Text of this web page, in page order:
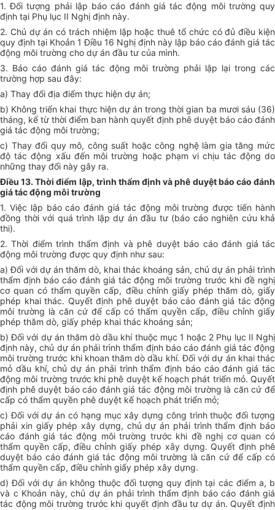
1. Đối tượng phải lập báo cáo đánh giá tác động môi trường quy
định tại Phụ lục II Nghị định này.
2. Chủ dự án có trách nhiệm lập hoặc thuê tổ chức có đủ điều kiện
quy định tại Khoản 1 Điều 16 Nghị định này lập báo cáo đánh giá tác
động môi trường cho dự án đầu tư của mình.
3. Báo cáo đánh giá tác động môi trường phải lập lại trong các
trường hợp sau đây:
a) Thay đổi địa điểm thực hiện dự án;
b) Không triển khai thực hiện dự án trong thời gian ba mươi sáu (36)
tháng, kể từ thời điểm ban hành quyết định phê duyệt báo cáo đánh
giá tác động môi trường;
c) Thay đổi quy mô, công suất hoặc công nghệ làm gia tăng mức
độ tác động xấu đến môi trường hoặc phạm vi chịu tác động do
những thay đổi này gây ra.
Điều 13. Thời điểm lập, trình thẩm định và phê duyệt báo cáo đánh
giá tác động môi trường
1. Việc lập báo cáo đánh giá tác động môi trường được tiến hành
đồng thời với quá trình lập dự án đầu tư (báo cáo nghiên cứu khả
thi).
2. Thời điểm trình thẩm định và phê duyệt báo cáo đánh giá tác
động môi trường được quy định như sau:
a) Đối với dự án thăm dò, khai thác khoáng sản, chủ dự án phải trình
thẩm định báo cáo đánh giá tác động môi trường trước khi đề nghị
cơ quan có thẩm quyền cấp, điều chỉnh giấy phép thăm dò, giấy
phép khai thác. Quyết định phê duyệt báo cáo đánh giá tác động
môi trường là căn cứ để cấp có thẩm quyền cấp, điều chỉnh giấy
phép thăm dò, giấy phép khai thác khoáng sản;
b) Đối với dự án thăm dò dầu khí thuộc mục 1 hoặc 2 Phụ lục II Nghị
định này, chủ dự án phải trình thẩm định báo cáo đánh giá tác động
môi trường trước khi khoan thăm dò dầu khí. Đối với dự án khai thác
mỏ dầu khí, chủ dự án phải trình thẩm định báo cáo đánh giá tác
động môi trường trước khi phê duyệt kế hoạch phát triển mỏ. Quyết
định phê duyệt báo cáo đánh giá tác động môi trường là căn cứ để
cấp có thẩm quyền phê duyệt kế hoạch phát triển mỏ;
c) Đối với dự án có hạng mục xây dựng công trình thuộc đối tượng
phải xin giấy phép xây dựng, chủ dự án phải trình thẩm định báo
cáo đánh giá tác động môi trường trước khi đề nghị cơ quan có
thẩm quyền cấp, điều chỉnh giấy phép xây dựng. Quyết định phê
duyệt báo cáo đánh giá tác động môi trường là căn cứ để cấp có
thẩm quyền cấp, điều chỉnh giấy phép xây dựng.
d) Đối với dự án không thuộc đối tượng quy định tại các điểm a, b
và c Khoản này, chủ dự án phải trình thẩm định báo cáo đánh giá
tác động môi trường trước khi quyết định đầu tư dự án. Quyết định